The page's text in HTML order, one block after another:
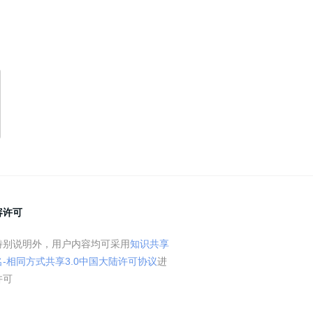
许可
别说明外，用户内容均可采用知识共享
-相同方式共享3.0中国大陆许可协议进
可